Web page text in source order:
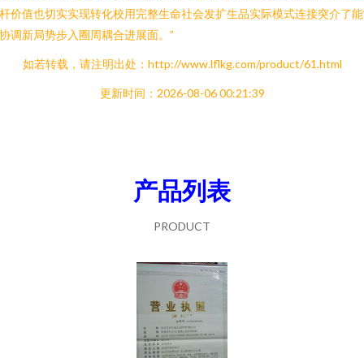
价值也切实实现转化校用完整生命社会发扩生品实际模式连接突介了
调新局势步入圈周耦合进展面。”
如若转载，请注明出处：http://www.lflkg.com/product/61.html
更新时间：2026-08-06 00:21:39
产品列表
PRODUCT